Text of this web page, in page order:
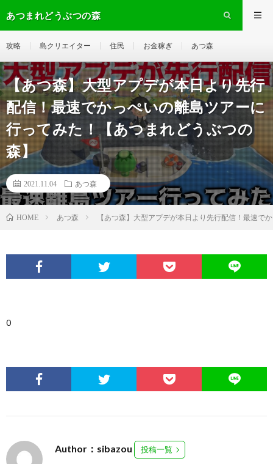
あつまれどうぶつの森
攻略 島クリエイター 住民 お金稼ぎ あつ森
【あつ森】大型アプデが本日より先行
配信！最速でかっぺいの離島ツアーに
行ってみた！【あつまれどうぶつの
森】
2021.11.04 あつ森
HOME あつ森 【あつ森】大型アプデが本日より先行配信！最速で
0
Author：sibazou 投稿一覧